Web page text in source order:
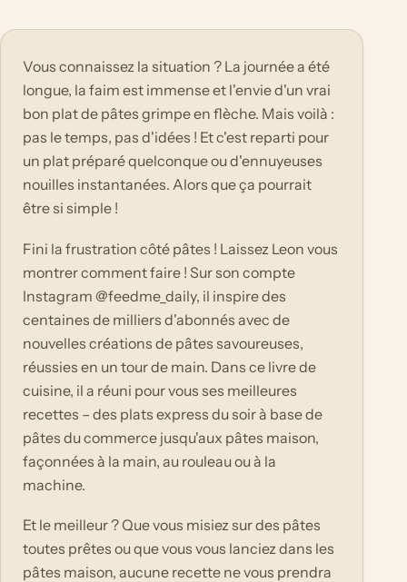
Vous connaissez la situation ? La journée a été
longue, la faim est immense et l'envie d'un vrai
bon plat de pâtes grimpe en flèche. Mais voilà :
pas le temps, pas d'idées ! Et c'est reparti pour
un plat préparé quelconque ou d'ennuyeuses
nouilles instantanées. Alors que ça pourrait
être si simple !
Fini la frustration côté pâtes ! Laissez Leon vous
montrer comment faire ! Sur son compte
Instagram @feedme_daily, il inspire des
centaines de milliers d'abonnés avec de
nouvelles créations de pâtes savoureuses,
réussies en un tour de main. Dans ce livre de
cuisine, il a réuni pour vous ses meilleures
recettes – des plats express du soir à base de
pâtes du commerce jusqu'aux pâtes maison,
façonnées à la main, au rouleau ou à la
machine.
Et le meilleur ? Que vous misiez sur des pâtes
toutes prêtes ou que vous vous lanciez dans les
pâtes maison, aucune recette ne vous prendra